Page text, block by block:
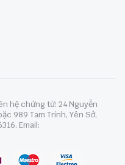
hệ chứng từ: 24 Nguyễn
989 Tam Trinh, Yên Sở,
Email: